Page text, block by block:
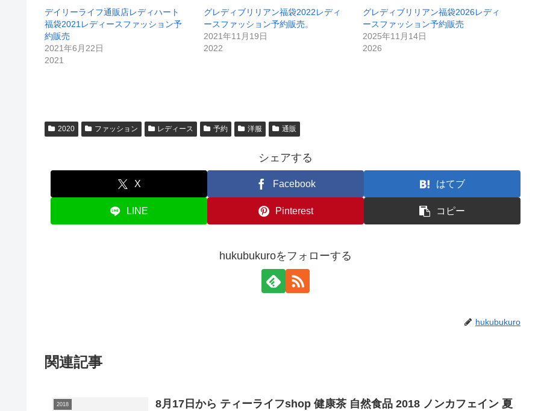
デイリーライフ通販店レディハート
福袋2021レディースファッション予
約販売
2021年6月22日
2021
グレディブリリアン福袋2022レディ
ースファッション予約販売。
2021年11月19日
2022
グレディブリリアン福袋2026レディ
ースファッション予約販売
2025年11月14日
2026
2020 ファッション レディース 予約 洋服 通販
シェアする
X Facebook はてブ
LINE Pinterest コピー
hukubukuroをフォローする
hukubukuro
関連記事
2018
8月17日から ティーライフshop 健康茶 自然食品 2018 ノンカフェイン 夏